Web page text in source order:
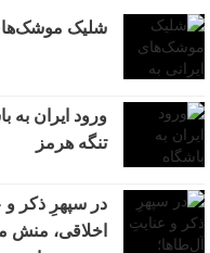
شلیک
ورود ایران به
تنگه هرمز
در سپهرِ ذکر و
اخلاقی، منش